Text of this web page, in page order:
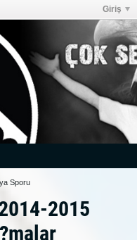
Giriş
Sporu
2015